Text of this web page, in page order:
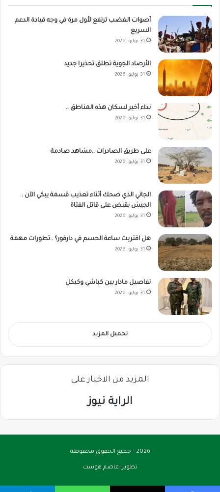
أصوات الغضب ترتفع لأول مرة في وجه قيادة الدعم
السريع
31 يوليو، 2026
الأرصاد الجوية تطلق تحذيرا جديد
31 يوليو، 2026
نداء أخير لسكان هذه المناطق ..
31 يوليو، 2026
على طريق الصادرات ..مشاهد صادمة
31 يوليو، 2026
الجاني الذي ضحك أثناء تعذيب قسمة يبكي الآن ..
الجيش يقبض على قاتل الفتاة
31 يوليو، 2026
هل اقتربت ساعة الحسم في دارفور؟ ..تطورات مهمة
31 يوليو، 2026
تفاصيل مادار بين كباشي وكيكل
31 يوليو، 2026
تحميل المزيد
المزيد من الاخبار على
الراية نيوز
2026 - جميع الحقوق محفوظة
تطوير:عاصم هوست